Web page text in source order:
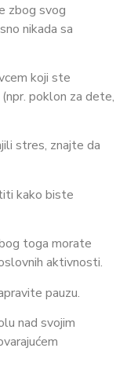
zbog svog
nikada sa
koji ste
poklon za dete,
stres, znajte da
kako biste
toga morate
aktivnosti.
pauzu.
nad svojim